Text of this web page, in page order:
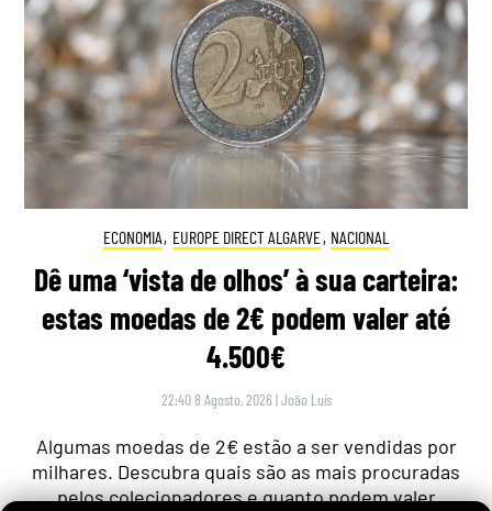
ECONOMIA, EUROPE DIRECT ALGARVE, NACIONAL
Dê uma ‘vista de olhos’ à sua carteira:
estas moedas de 2€ podem valer até
4.500€
22:40 8 Agosto, 2026 |João Luís
Algumas moedas de 2€ estão a ser vendidas por
milhares. Descubra quais são as mais procuradas
pelos colecionadores e quanto podem valer